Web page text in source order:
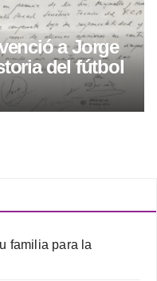
a Jorge
del fútbol
familia para la